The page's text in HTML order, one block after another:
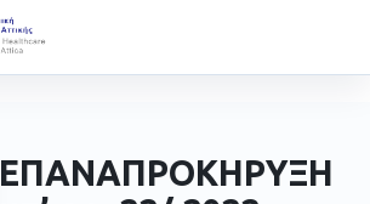
EΠΑΝΑΠΡΟΚΗΡΥΞΗ